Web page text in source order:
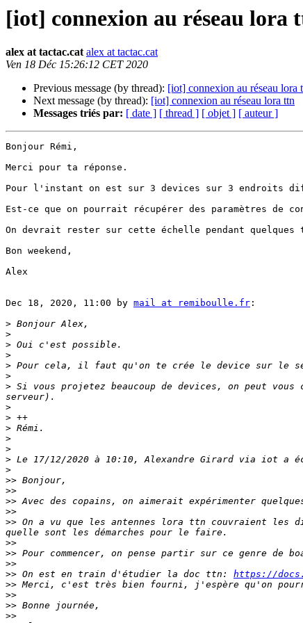
[iot] connexion au réseau lora
alex at tactac.catalex at tactac.cat
Ven 18 Déc 15:26:12 CET 2020
Previous message (by thread): [iot] connexion au réseau lora
Next message (by thread): [iot] connexion au réseau lora ttn
Messages triés par: [ date ] [ thread ] [ objet ] [ auteur ]
Bonjour Rémi,
Merci pour ta réponse.
Pour l'instant on est sur 3 devices sur 3 endroits
Est-ce que on pourrait récupérer des paramètres de
On devrait rester sur cette échelle pendant
Bon weekend,
Alex
Dec 18, 2020, 11:00 by mail at remiboulle.fr :
>
>
>
>
>
>
> Si vous projetez beaucoup de devices, on peut
>
>
>
>
>
>
>
>>
>>
>>
>>
>> On a vu que les antennes lora ttn couvraient
>>
>> Pour commencer, on pense partir sur ce genre de
>>
>> On est en train d'étudier la doc ttn: https://
>>
>>
>>
>>